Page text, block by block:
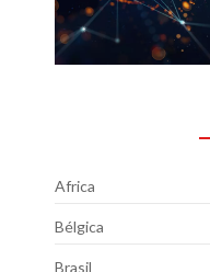
Africa
Bélgica
Brasil